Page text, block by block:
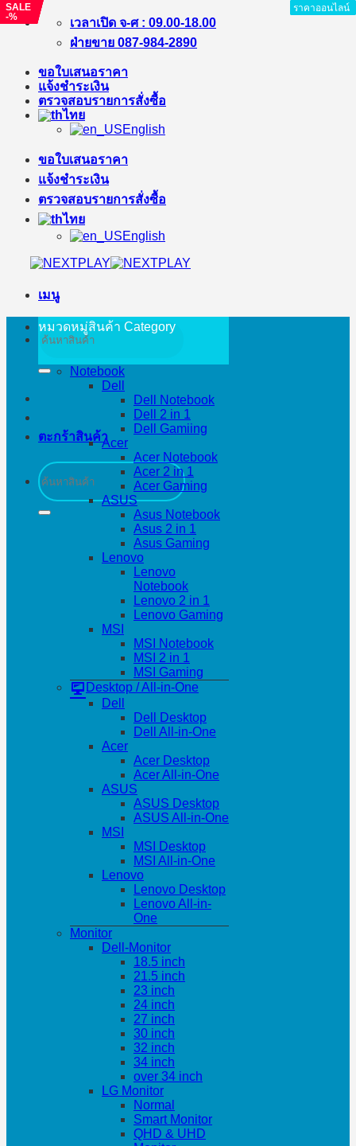
ข้าม
เนื้อหา
เวลาเปิด จ-ศ : 09.00-18.00
ฝ่ายขาย 087-984-2890
ขอใบเสนอราคา
แจ้งชำระเงิน
ตรวจสอบรายการสั่งซื้อ
ไทย
English
ขอใบเสนอราคา
แจ้งชำระเงิน
ตรวจสอบรายการสั่งซื้อ
ไทย
English
เมนู
ค้นหา:
ตะกร้าสินค้า
ค้นหา:
หมวดหมู่สินค้า Category
Notebook
Dell
Dell Notebook
Dell 2 in 1
Dell Gamiing
Acer
Acer Notebook
Acer 2 in 1
Acer Gaming
ASUS
Asus Notebook
Asus 2 in 1
Asus Gaming
Lenovo
Lenovo
Notebook
Lenovo 2 in 1
Lenovo Gaming
MSI
MSI Notebook
MSI 2 in 1
MSI Gaming
Desktop / All-in-One
Dell
Dell Desktop
Dell All-in-One
Acer
Acer Desktop
Acer All-in-One
ASUS
ASUS Desktop
ASUS All-in-One
MSI
MSI Desktop
MSI All-in-One
Lenovo
Lenovo Desktop
Lenovo All-in-
One
Monitor
Dell-Monitor
18.5 inch
21.5 inch
23 inch
24 inch
27 inch
30 inch
32 inch
34 inch
over 34 inch
LG Monitor
Normal
Smart Monitor
QHD & UHD
ราคาออนไลน์
SALE
-%
ราคาออนไลน์
SALE
-%
ราคาออนไลน์
ราคาออนไลน์
ราคาออนไลน์
SALE
-%
ราคาออนไลน์
ราคาออนไลน์
SALE
-%